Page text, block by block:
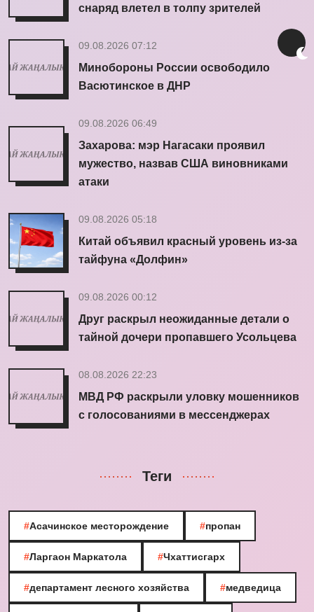
снаряд влетел в толпу зрителей
09.08.2026 07:12
Минобороны России освободило
Васютинское в ДНР
09.08.2026 06:49
Захарова: мэр Нагасаки проявил
мужество, назвав США виновниками
атаки
09.08.2026 05:18
Китай объявил красный уровень из-за
тайфуна «Долфин»
09.08.2026 00:12
Друг раскрыл неожиданные детали о
тайной дочери пропавшего Усольцева
08.08.2026 22:23
МВД РФ раскрыли уловку мошенников
с голосованиями в мессенджерах
Теги
#Асачинское месторождение #пропан
#Ларгаон Маркатола #Чхаттисгарх
#департамент лесного хозяйства #медведица